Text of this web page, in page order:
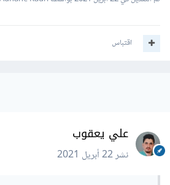
اقتباس
علي يعقوب
نشر22 أبريل 2021